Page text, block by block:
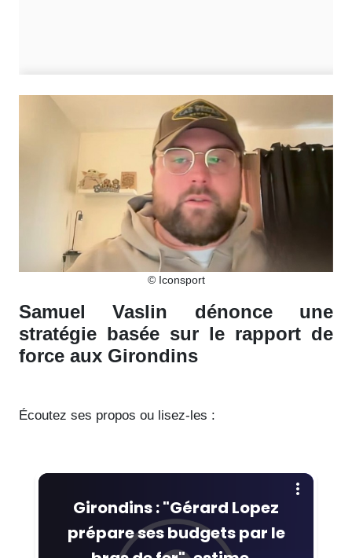
© Iconsport
Samuel Vaslin dénonce une
stratégie basée sur le rapport de
force aux Girondins
Écoutez ses propos ou lisez-les :